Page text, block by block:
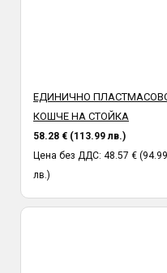
ЕДИНИЧНО
КОШЧЕ НА СТОЙКА
58.28 € (113.99 лв.)
Цена без ДДС: 48.57 € (94.99
лв.)